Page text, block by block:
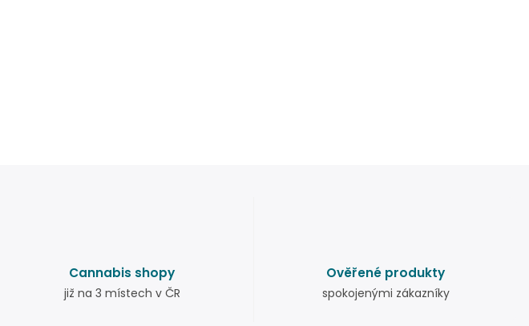
Cannabis shopy
již na 3 místech v ČR
Ověřené produkty
spokojenými zákazníky